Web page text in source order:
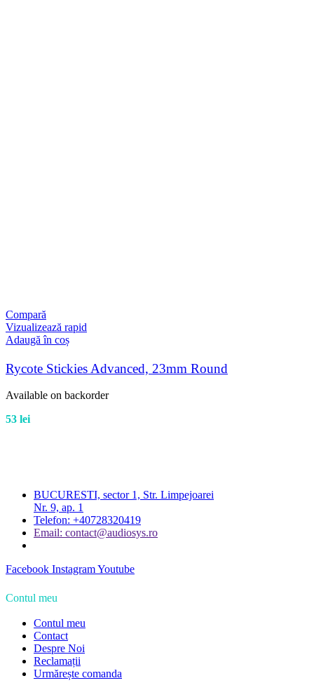
Compară
Vizualizează rapid
Adaugă în coș
Rycote Stickies Advanced, 23mm Round
Available on backorder
53 lei
BUCURESTI, sector 1, Str. Limpejoarei
Nr. 9, ap. 1
Telefon: +40728320419
Email: contact@audiosys.ro
Facebook InstagramYoutube
Contul meu
Contul meu
Contact
Despre Noi
Reclamații
Urmărește comanda